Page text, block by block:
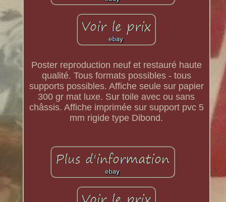
Poster reproduction neuf et restauré haute
qualité. Tous formats possibles - tous
supports possibles. Affiche seule sur papier
300 gr mat luxe. Sur toile avec ou sans
châssis. Affiche imprimée sur support pvc 5
mm rigide type Dibond.